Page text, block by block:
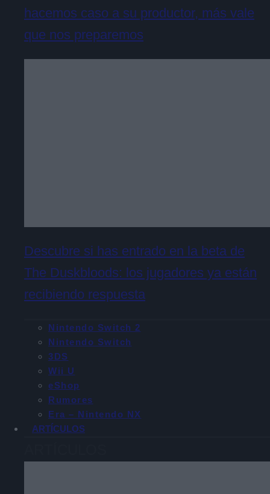
hacemos caso a su productor, más vale
que nos preparemos
Descubre si has entrado en la beta de
The Duskbloods: los jugadores ya están
recibiendo respuesta
Nintendo Switch 2
Nintendo Switch
3DS
Wii U
eShop
Rumores
Era – Nintendo NX
ARTÍCULOS